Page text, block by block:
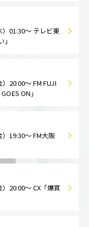
）01:30～ テレビ東
20:00～ FM FUJI
ON」
）19:30～ FM大阪
20:00～ CX「爆買